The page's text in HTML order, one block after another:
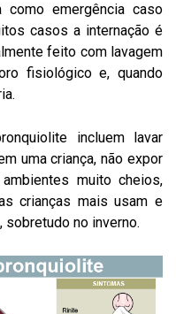
emergência caso
casos a internação é
feito com lavagem
fisiológico e, quando
incluem lavar
uma criança, não expor
muito cheios,
crianças mais usam e
sobretudo no inverno.